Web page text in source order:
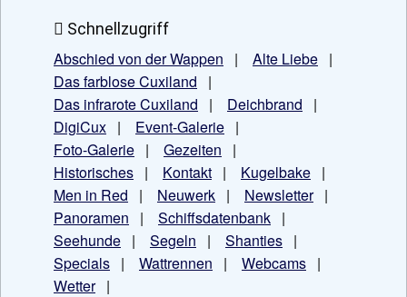
Schnellzugriff
Abschied von der Wappen | Alte Liebe |
Das farblose Cuxiland |
Das infrarote Cuxiland | Deichbrand |
DigiCux | Event-Galerie |
Foto-Galerie | Gezeiten |
Historisches | Kontakt | Kugelbake |
Men in Red | Neuwerk | Newsletter|
Panoramen | Schiffsdatenbank |
Seehunde | Segeln | Shanties |
Specials | Wattrennen | Webcams |
Wetter|